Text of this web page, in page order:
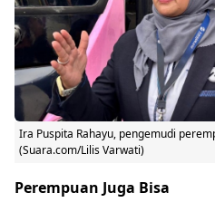
Ira Puspita Rahayu, pengemudi
(Suara.com/Lilis Varwati)
Perempuan Juga Bisa